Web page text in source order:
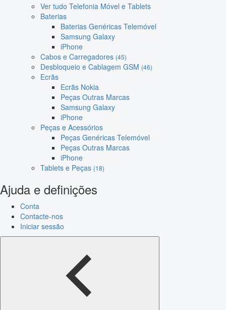
Ver tudo Telefonia Móvel e Tablets
Baterias
Baterias Genéricas Telemóvel
Samsung Galaxy
iPhone
Cabos e Carregadores (45)
Desbloqueio e Cablagem GSM (46)
Ecrãs
Ecrãs Nokia
Peças Outras Marcas
Samsung Galaxy
iPhone
Peças e Acessórios
Peças Genéricas Telemóvel
Peças Outras Marcas
iPhone
Tablets e Peças (18)
Ajuda e definições
Conta
Contacte-nos
Iniciar sessão